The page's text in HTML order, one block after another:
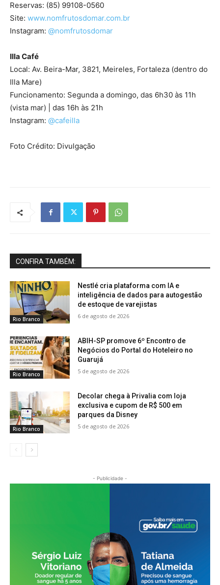
Reservas: (85) 99108-0560
Site: www.nomfrutosdomar.com.br
Instagram: @nomfrutosdomar
Illa Café
Local: Av. Beira-Mar, 3821, Meireles, Fortaleza (dentro do
Illa Mare)
Funcionamento: Segunda a domingo, das 6h30 às 11h
(vista mar) | das 16h às 21h
Instagram: @cafeilla
Foto Crédito: Divulgação
CONFIRA TAMBÉM:
Rio Branco
Nestlé cria plataforma com IA e
inteligência de dados para autogestão
de estoque de varejistas
6 de agosto de 2026
Rio Branco
ABIH-SP promove 6º Encontro de
Negócios do Portal do Hoteleiro no
Guarujá
5 de agosto de 2026
Rio Branco
Decolar chega à Privalia com loja
exclusiva e cupom de R$ 500 em
parques da Disney
5 de agosto de 2026
- Publicidade -